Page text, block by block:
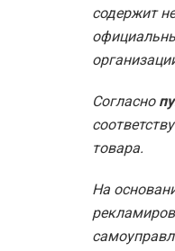
содержит
Согласно
товара.
На